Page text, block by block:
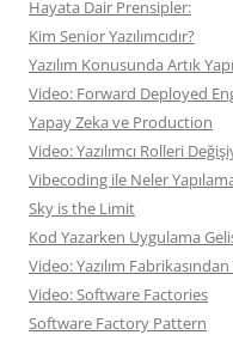
Hayata Dair Prensipler:
Kim Senior Yazılımcıdır?
Yazılım Konusunda Artık
Video: Forward Deployed
Yapay Zeka ve Production
Video: Yazılımcı Rolleri
Vibecoding ile Neler
Sky is the Limit
Kod Yazarken Uygulama
Video: Yazılım
Video: Software Factories
Software Factory Pattern